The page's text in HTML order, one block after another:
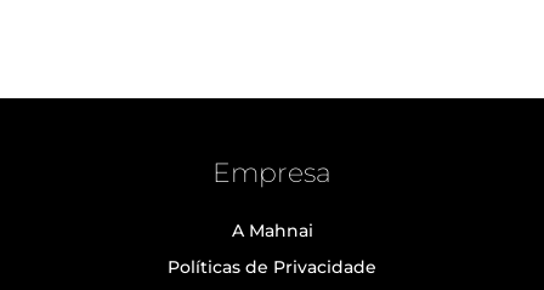
Empresa
A Mahnai
Políticas de Privacidade